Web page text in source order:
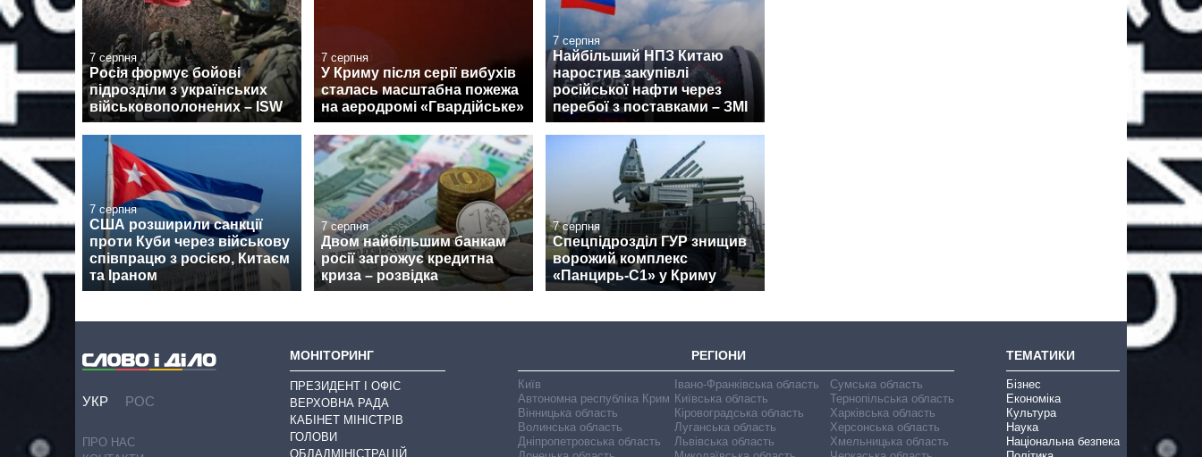
7 серпня
Росія формує бойові
підрозділи з українських
військовополонених – ISW
7 серпня
У Криму після серії вибухів
сталась масштабна пожежа
на аеродромі «Гвардійське»
7 серпня
Найбільший НПЗ Китаю
наростив закупівлі
російської нафти через
перебої з поставками – ЗМІ
7 серпня
США розширили санкції
проти Куби через військову
співпрацю з росією, Китаєм
та Іраном
7 серпня
Двом найбільшим банкам
росії загрожує кредитна
криза – розвідка
7 серпня
Спецпідрозділ ГУР знищив
ворожий комплекс
«Панцирь-С1» у Криму
УКР РОС
ПРО НАС
МОНІТОРИНГ
ПРЕЗИДЕНТ І ОФІС
ВЕРХОВНА РАДА
КАБІНЕТ МІНІСТРІВ
ГОЛОВИ
ОБЛАДМІНІСТРАЦІЙ
РЕГІОНИ
Київ
Автономна республіка Крим
Вінницька область
Волинська область
Дніпропетровська область
Івано-Франківська область
Київська область
Кіровоградська область
Луганська область
Львівська область
Сумська область
Тернопільська область
Харківська область
Херсонська область
Хмельницька область
ТЕМАТИКИ
Бізнес
Економіка
Культура
Наука
Національна безпека